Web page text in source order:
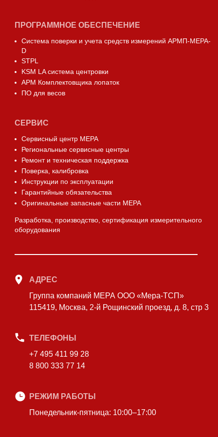
ПРОГРАММНОЕ ОБЕСПЕЧЕНИЕ
Система поверки и учета средств измерений АРМП-МЕРА-
D
STPL
KSM LA система центровки
АРМ Комплектовщика лопаток
ПО для весов
СЕРВИС
Сервисный центр МЕРА
Региональные сервисные центры
Ремонт и техническая поддержка
Поверка, калибровка
Инструкции по эксплуатации
Гарантийные обязательства
Оригинальные запасные части МЕРА
Разработка, производство, сертификация измерительного
оборудования
АДРЕС
Группа компаний МЕРА ООО «Мера-ТСП»
115419, Москва, 2-й Рощинский проезд, д. 8, стр 3
ТЕЛЕФОНЫ
+7 495 411 99 28
8 800 333 77 14
РЕЖИМ РАБОТЫ
Понедельник-пятница: 10:00–17:00